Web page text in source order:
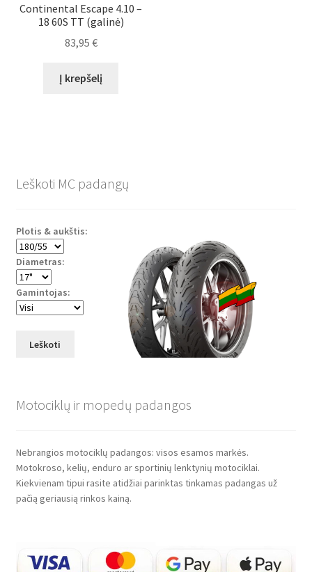
Continental Escape 4.10 –
18 60S TT (galinė)
83,95 €
Į krepšelį
Leškoti MC padangų
Plotis & aukštis:
Diametras:
Gamintojas:
Leškoti
Motociklų ir mopedų padangos
Nebrangios motociklų padangos: visos esamos markės.
Motokroso, kelių, enduro ar sportinių lenktynių motociklai.
Kiekvienam tipui rasite atidžiai parinktas tinkamas padangas už
pačią geriausią rinkos kainą.